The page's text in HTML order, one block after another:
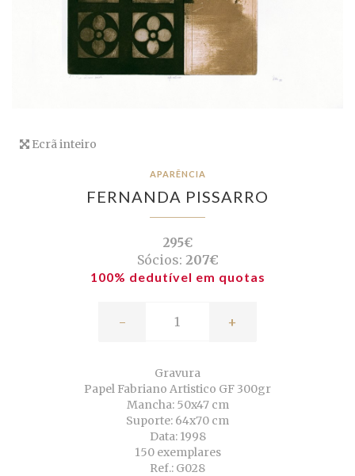
Ecrã inteiro
APARÊNCIA
FERNANDA PISSARRO
295€
Sócios: 207€
100% dedutível em quotas
- +
Gravura
Papel Fabriano Artistico GF 300gr
Mancha: 50x47 cm
Suporte: 64x70 cm
Data: 1998
150 exemplares
Ref.: G028